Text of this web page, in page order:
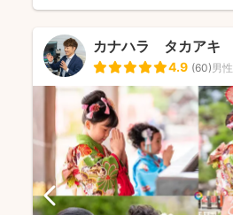
カナハラ タカアキ
4.9 (60)男性